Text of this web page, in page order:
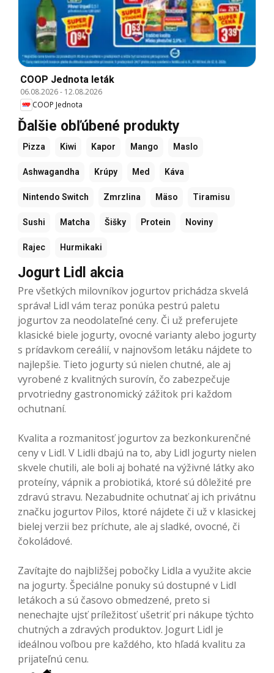
COOP Jednota leták
06.08.2026- 12.08.2026
COOP Jednota
Ďalšie obľúbené produkty
Pizza Kiwi Kapor Mango Maslo
Ashwagandha Krúpy Med Káva
Nintendo Switch Zmrzlina Mäso Tiramisu
Sushi Matcha Šišky Protein Noviny
Rajec Hurmikaki
Jogurt Lidl akcia
Pre všetkých milovníkov jogurtov prichádza skvelá
správa! Lidl vám teraz ponúka pestrú paletu
jogurtov za neodolateľné ceny. Či už preferujete
klasické biele jogurty, ovocné varianty alebo jogurty
s prídavkom cereálií, v najnovšom letáku nájdete to
najlepšie. Tieto jogurty sú nielen chutné, ale aj
vyrobené z kvalitných surovín, čo zabezpečuje
prvotriedny gastronomický zážitok pri každom
ochutnaní.
Kvalita a rozmanitosť jogurtov za bezkonkurenčné
ceny v Lidl. V Lidli dbajú na to, aby Lidl jogurty nielen
skvele chutili, ale boli aj bohaté na výživné látky ako
proteíny, vápnik a probiotiká, ktoré sú dôležité pre
zdravú stravu. Nezabudnite ochutnať aj ich privátnu
značku jogurtov Pilos, ktoré nájdete či už v klasickej
bielej verzii bez príchute, ale aj sladké, ovocné, či
čokoládové.
Zavítajte do najbližšej pobočky Lidla a využite akcie
na jogurty. Špeciálne ponuky sú dostupné v Lidl
letákoch a sú časovo obmedzené, preto si
nenechajte ujsť príležitosť ušetriť pri nákupe týchto
chutných a zdravých produktov. Jogurt Lidl je
ideálnou voľbou pre každého, kto hľadá kvalitu za
prijateľnú cenu.